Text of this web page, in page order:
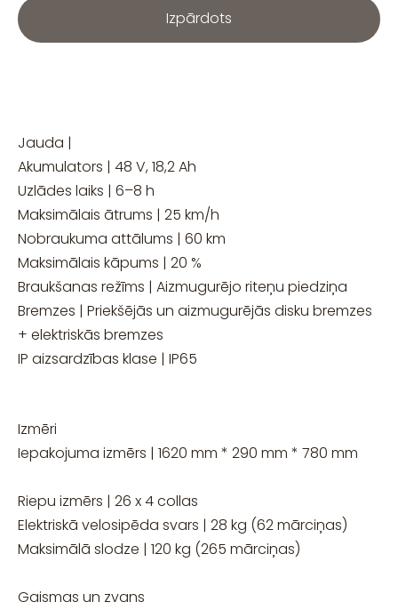
Izpārdots
Jauda |
Akumulators | 48 V, 18,2 Ah
Uzlādes laiks | 6–8 h
Maksimālais ātrums | 25 km/h
Nobraukuma attālums | 60 km
Maksimālais kāpums | 20 %
Braukšanas režīms | Aizmugurējo riteņu piedziņa
Bremzes | Priekšējās un aizmugurējās disku bremzes
+ elektriskās bremzes
IP aizsardzības klase | IP65
Izmēri
Iepakojuma izmērs | 1620 mm * 290 mm * 780 mm
Riepu izmērs | 26 x 4 collas
Elektriskā velosipēda svars | 28 kg (62 mārciņas)
Maksimālā slodze | 120 kg (265 mārciņas)
Gaismas un zvans